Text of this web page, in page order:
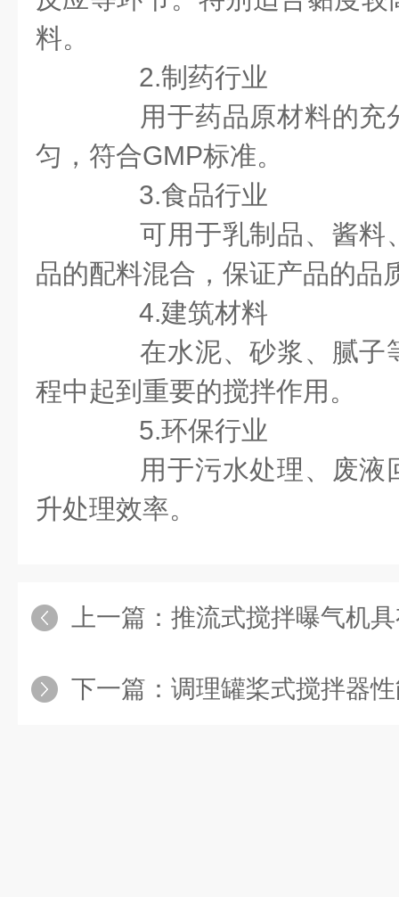
料。
2.制药行业
用于药品原材料的充
匀，符合GMP标准。
3.食品行业
可用于乳制品、酱料
品的配料混合，保证产品的品
4.建筑材料
在水泥、砂浆、腻子
程中起到重要的搅拌作用。
5.环保行业
用于污水处理、废液
升处理效率。
上一篇： 推流式搅拌曝气机具有高
下一篇： 调理罐桨式搅拌器